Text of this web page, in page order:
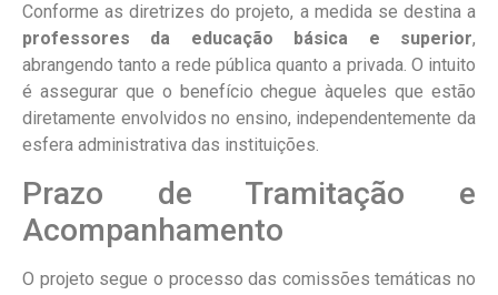
Conforme as diretrizes do projeto, a medida se destina a
professores da educação básica e superior,
abrangendo tanto a rede pública quanto a privada. O intuito
é assegurar que o benefício chegue àqueles que estão
diretamente envolvidos no ensino, independentemente da
esfera administrativa das instituições.
Prazo de Tramitação e
Acompanhamento
O projeto segue o processo das comissões temáticas no